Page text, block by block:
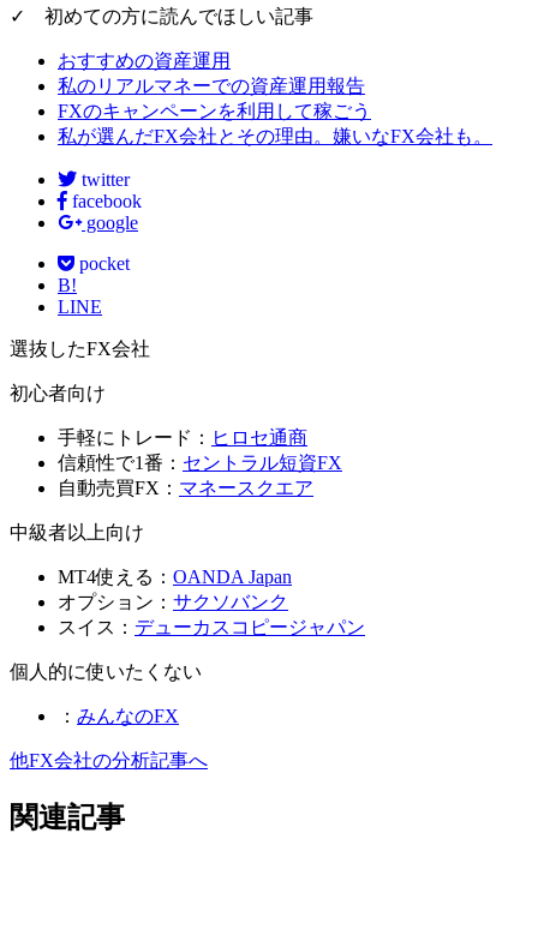
✓ 初めての方に読んでほしい記事
おすすめの資産運用
私のリアルマネーでの資産運用報告
FXのキャンペーンを利用して稼ごう
私が選んだFX会社とその理由。嫌いなFX会社も。
twitter
facebook
google
pocket
B!
LINE
選抜したFX会社
初心者向け
手軽にトレード： ヒロセ通商
信頼性で1番： セントラル短資FX
自動売買FX： マネースクエア
中級者以上向け
MT4使える： OANDA Japan
オプション： サクソバンク
スイス： デューカスコピージャパン
個人的に使いたくない
： みんなのFX
他FX会社の分析記事へ
関連記事